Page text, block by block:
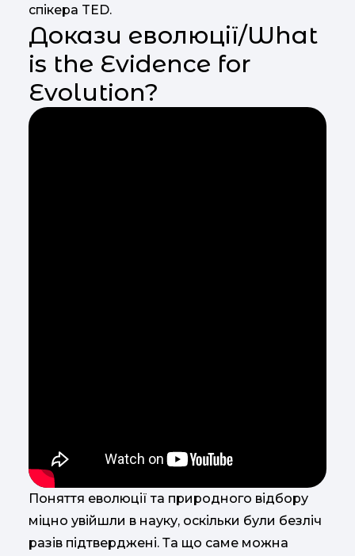
спікера TED.
Докази еволюції/What
is the Evidence for
Evolution?
Поняття еволюції та природного відбору
міцно увійшли в науку, оскільки були безліч
разів підтверджені. Та що саме можна